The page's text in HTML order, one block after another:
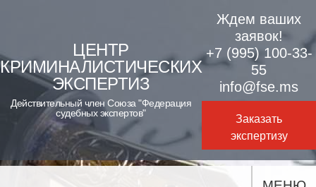
content
ЦЕНТР
КРИМИНАЛИСТИЧЕСКИХ
ЭКСПЕРТИЗ
Действительный член Союза "Федерация
судебных экспертов"
Ждем ваших
заявок!
+7 (995) 100-33-
55
info@fse.ms
Заказать
экспертизу